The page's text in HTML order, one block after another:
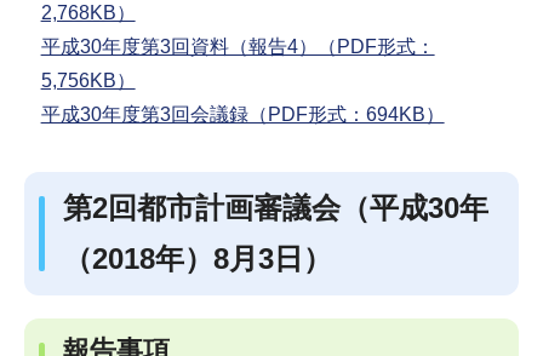
2,768KB）
平成30年度第3回資料（報告4）（PDF形式：
5,756KB）
平成30年度第3回会議録（PDF形式：694KB）
第2回都市計画審議会（平成30年
（2018年）8月3日）